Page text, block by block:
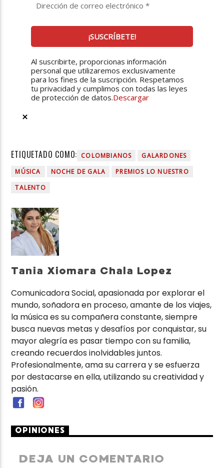
Al suscribirte, proporcionas información
personal que utilizaremos exclusivamente
para los fines de la suscripción. Respetamos
tu privacidad y cumplimos con todas las leyes
de protección de datos.Descargar
ETIQUETADO COMO: COLOMBIANOS
GALARDONES
MÚSICA
NOCHE DE GALA
PREMIOS LO NUESTRO
TALENTO
Tania Xiomara Chala Lopez
Comunicadora Social, apasionada por explorar el
mundo, soñadora en proceso, amante de los viajes,
la música es su compañera constante, siempre
busca nuevas metas y desafíos por conquistar, su
mayor alegría es pasar tiempo con su familia,
creando recuerdos inolvidables juntos.
Profesionalmente, ama su carrera y se esfuerza
por destacarse en ella, utilizando su creatividad y
pasión.
OPINIONES
DEJA UN COMENTARIO